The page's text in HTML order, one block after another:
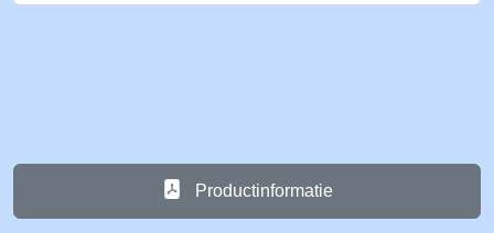
Productinformatie